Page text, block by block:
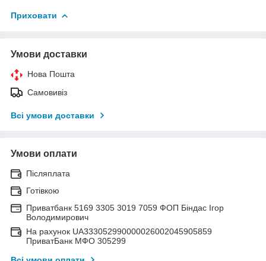
Приховати
Умови доставки
Нова Пошта
Самовивіз
Всі умови доставки
Умови оплати
Післяплата
Готівкою
Приватбанк 5169 3305 3019 7059 ФОП Біндас Ігор
Володимирович
На рахунок UA333052990000026002045905859
ПриватБанк МФО 305299